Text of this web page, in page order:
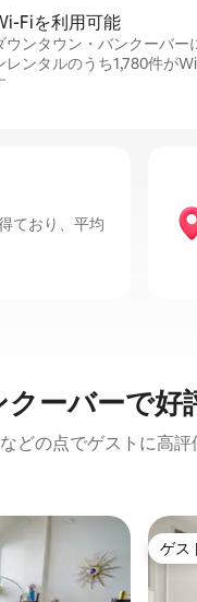
Fiを利⁠用⁠可⁠能
ウンタウン・バンクーバー
レンタルのうち1,780件が
ており、平均
ーバーで
どの点でゲストに高評
ゲス
ゲス